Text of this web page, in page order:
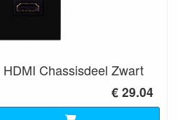
Chassisdeel Zwart
€ 29.04